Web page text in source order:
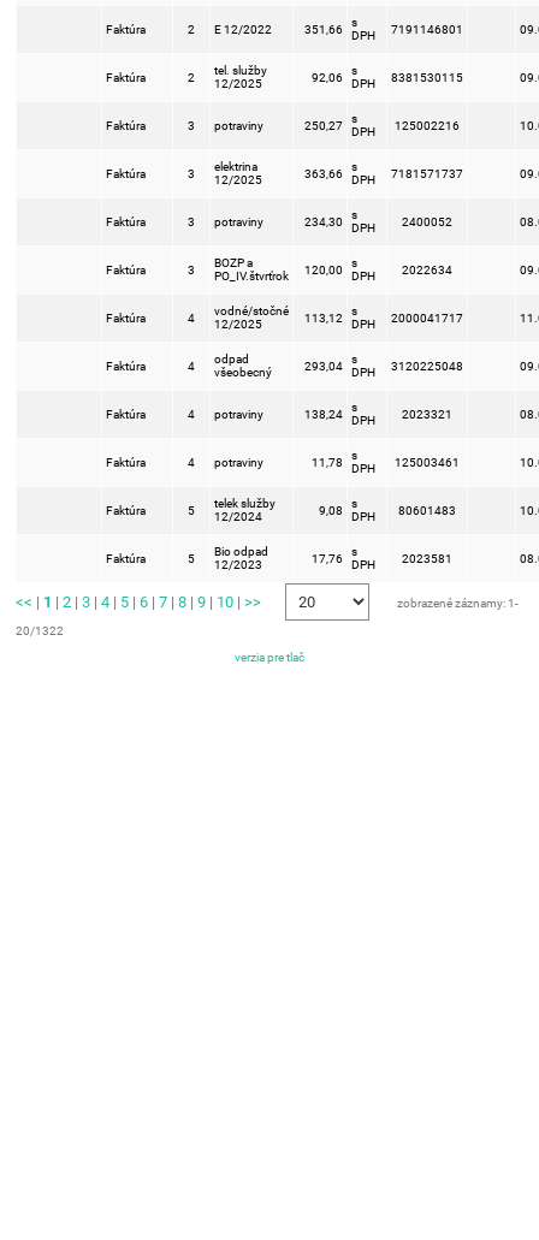
Faktúra 2 E 12/2022 351,66
s
DPH
7191146801
Faktúra 2
tel. služby
12/2025
92,06
s
DPH
8381530115
Faktúra 3 potraviny 250,27
s
DPH
125002216
Faktúra 3
elektrina
12/2025
363,66
s
DPH
7181571737
Faktúra 3 potraviny 234,30
s
DPH
2400052
Faktúra 3
BOZP a
PO_IV.štvrťrok
120,00
s
DPH
2022634
Faktúra 4
vodné/stočné
12/2025
113,12
s
DPH
2000041717
Faktúra 4
odpad
všeobecný
293,04
s
DPH
3120225048
Faktúra 4 potraviny 138,24
s
DPH
2023321
Faktúra 4 potraviny 11,78
s
DPH
125003461
Faktúra 5
telek služby
12/2024
9,08
s
DPH
80601483
Faktúra 5
Bio odpad
12/2023
17,76
s
DPH
2023581
<< | 1 |2 |3 |4 | 5 |6 |7 |8 |9 | 10 |>> zobrazené záznamy: 1-
20/1322
verzia pre tlač